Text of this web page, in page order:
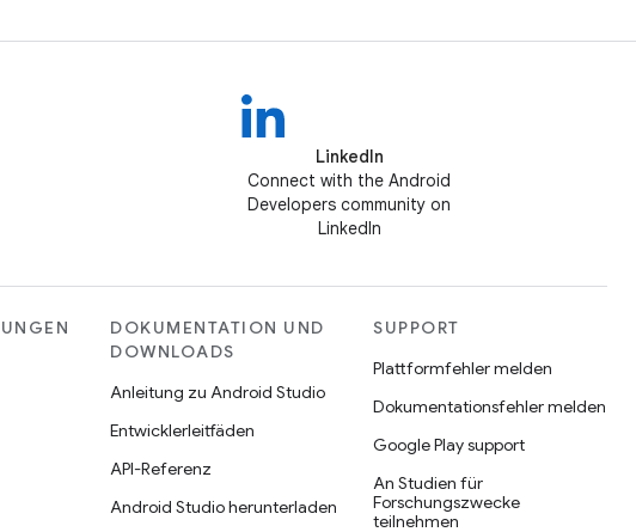
LinkedIn
Connect with the Android
Developers community on
LinkedIn
DOKUMENTATION UND
DOWNLOADS
Anleitung zu Android Studio
Entwicklerleitfäden
API-Referenz
Android Studio herunterladen
SUPPORT
Plattformfehler melden
Dokumentationsfehler melden
Google Play support
An Studien für
Forschungszwecke
teilnehmen